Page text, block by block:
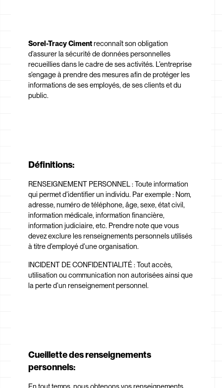
Sorel-Tracy Cimentreconnaît son obligation
d’assurer la sécurité de données personnelles
recueillies dans le cadre de ses activités. L’entreprise
s’engage à prendre des mesures afin de protéger les
informations de ses employés, de ses clients et du
public.
Définitions:
RENSEIGNEMENT PERSONNEL : Toute information
qui permet d’identifier un individu. Par exemple : Nom,
adresse, numéro de téléphone, âge, sexe, état civil,
information médicale, information financière,
information judiciaire, etc. Prendre note que vous
devez exclure les renseignements personnels utilisés
à titre d’employé d’une organisation.
INCIDENT DE CONFIDENTIALITÉ : Tout accès,
utilisation ou communication non autorisées ainsi que
la perte d’un renseignement personnel.
Cueillette des renseignements
personnels:
En tout temps, nous obtenons vos renseignements